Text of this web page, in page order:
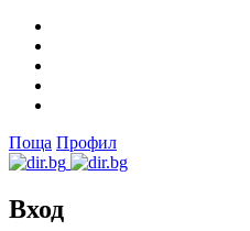
Поща Профил
Вход